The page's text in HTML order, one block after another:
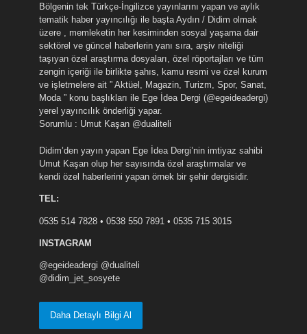
Bölgenin tek Türkçe-İngilizce yayınlarını yapan ve aylık
tematik haber yayıncılığı ile başta Aydın / Didim olmak
üzere , memleketin her kesiminden sosyal yaşama dair
sektörel ve güncel haberlerin yanı sıra, arşiv niteliği
taşıyan özel araştırma dosyaları, özel röportajları ve tüm
zengin içeriği ile birlikte şahıs, kamu resmi ve özel kurum
ve işletmelere ait ” Aktüel, Magazin, Turizm, Spor, Sanat,
Moda ” konu başlıkları ile Ege İdea Dergi (@egeideadergi)
yerel yayıncılık önderliği yapar.
Sorumlu : Umut Kaşan @dualiteli
Didim’den yayın yapan Ege İdea Dergi’nin imtiyaz sahibi
Umut Kaşan olup her sayısında özel araştırmalar ve
kendi özel haberlerini yapan örnek bir şehir dergisidir.
TEL:
0535 514 7828 • 0538 550 7891 • 0535 715 3015
INSTAGRAM
@egeideadergi @dualiteli
@didim_jet_sosyete
Daha Detaylı Bilgi Al